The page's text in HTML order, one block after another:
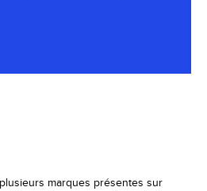
marques présentes sur